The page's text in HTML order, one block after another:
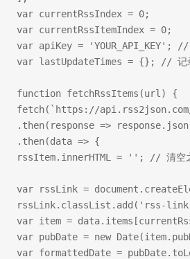
var currentRssIndex = 0;
var currentRssItemIndex = 0;
var apiKey = 'YOUR_API_KEY'; //
var lastUpdateTimes = {}; // 记录
function fetchRssItems(url) {
fetch(`https://api.rss2json.com/
.then(response =>
.then(data => {
rssItem.innerHTML = ''; // 清空之
var rssLink =
rssLink.classList.add('rss-
var item =
var pubDate = new
var formattedDate =